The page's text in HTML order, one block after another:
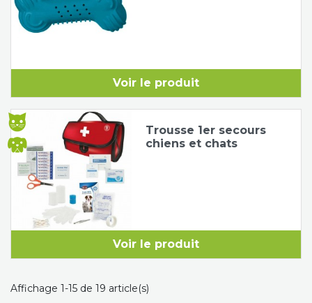
Voir le produit
Trousse 1er secours
chiens et chats
Voir le produit
Affichage 1-15 de 19 article(s)